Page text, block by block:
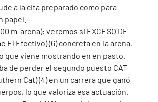
a la cita preparado como para
papel.
m-arena): veremos si EXCESO DE
El Efectivo) (6) concreta en la arena,
que viene mostrando en en pasto.
de perder el segundo puesto CAT
Cat) (4) en un carrera que ganó
lo que valoriza esa actuación.